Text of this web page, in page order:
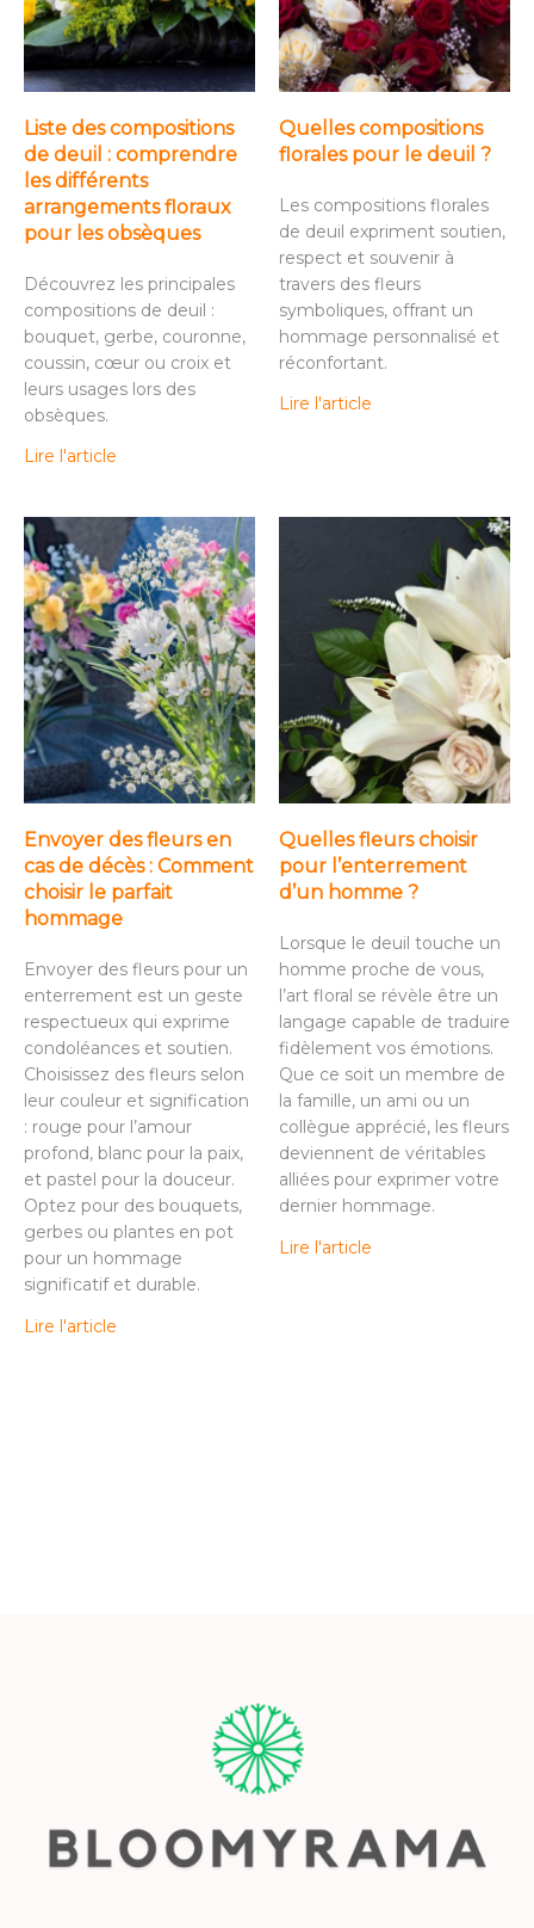
Liste des compositions
de deuil : comprendre
les différents
arrangements floraux
pour les obsèques
Découvrez les principales
compositions de deuil :
bouquet, gerbe, couronne,
coussin, cœur ou croix et
leurs usages lors des
obsèques.
Lire l'article
Quelles compositions
florales pour le deuil ?
Les compositions florales
de deuil expriment soutien,
respect et souvenir à
travers des fleurs
symboliques, offrant un
hommage personnalisé et
réconfortant.
Lire l'article
Envoyer des fleurs en
cas de décès : Comment
choisir le parfait
hommage
Envoyer des fleurs pour un
enterrement est un geste
respectueux qui exprime
condoléances et soutien.
Choisissez des fleurs selon
leur couleur et signification
: rouge pour l’amour
profond, blanc pour la paix,
et pastel pour la douceur.
Optez pour des bouquets,
gerbes ou plantes en pot
pour un hommage
significatif et durable.
Lire l'article
Quelles fleurs choisir
pour l’enterrement
d’un homme ?
Lorsque le deuil touche un
homme proche de vous,
l’art floral se révèle être un
langage capable de traduire
fidèlement vos émotions.
Que ce soit un membre de
la famille, un ami ou un
collègue apprécié, les fleurs
deviennent de véritables
alliées pour exprimer votre
dernier hommage.
Lire l'article